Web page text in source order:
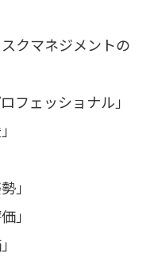
クマネジメントの
フェッショナル」
」
」